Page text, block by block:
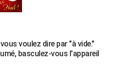
voulez dire par "à vide."
basculez-vous l'appareil